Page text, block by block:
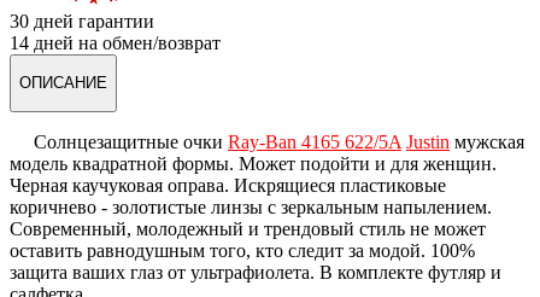
30 дней гарантии
14 дней на обмен/возврат
ОПИСАНИЕ
Солнцезащитные очки Ray-Ban 4165 622/5A Justin мужская
модель квадратной формы. Может подойти и для женщин.
Черная каучуковая оправа. Искрящиеся пластиковые
коричнево - золотистые линзы с зеркальным напылением.
Современный, молодежный и трендовый стиль не может
оставить равнодушным того, кто следит за модой. 100%
защита ваших глаз от ультрафиолета. В комплекте футляр и